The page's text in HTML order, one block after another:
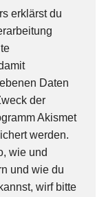
erklärst du
Daten
der
Akismet
werden.
wie und
und wie du
wirf bitte